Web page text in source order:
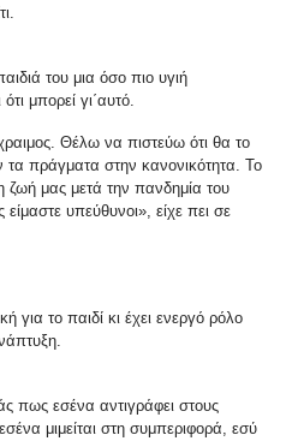
του μια όσο πιο υγιή
μπορεί γι΄αυτό.
Θέλω να πιστεύω ότι θα το
πράγματα στην κανονικότητα. Το
ζωή μας μετά την πανδημία του
υπεύθυνοι», είχε πει σε
για το παιδί κι έχει ενεργό ρόλο
πως εσένα αντιγράφει στους
μιμείται στη συμπεριφορά, εσύ